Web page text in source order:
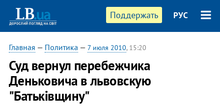
Поддержать РУС
Главная — Политика — 7 июля 2010, 15:20
Суд вернул перебежчика
Деньковича в львовскую
"Батьківщину"